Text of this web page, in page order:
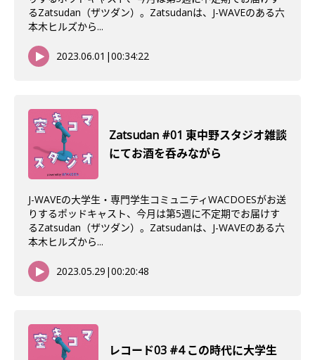
るZatsudan（ザツダン）。Zatsudanは、J-WAVEのある六
本木ヒルズから...
2023.06.01 |00:34:22
Zatsudan #01 東中野スタジオ雑談
にてお酒を呑みながら
J-WAVEの大学生・専門学生コミュニティWACDOESがお送
りするポッドキャスト、今月は第5週に不定期でお届けす
るZatsudan（ザツダン）。Zatsudanは、J-WAVEのある六
本木ヒルズから...
2023.05.29 |00:20:48
レコード03 #4 この時代に大学生